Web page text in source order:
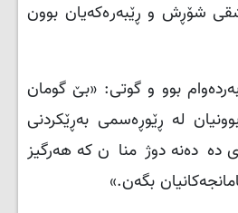
شۆڕش و ڕێبەرەکەیان بوون
بوو و گوتی: «بێ گومان
لە ڕێوڕەسمی بەڕێکردنی
دەدەنە دوژمنان کە هەرگیز
بگەن.»